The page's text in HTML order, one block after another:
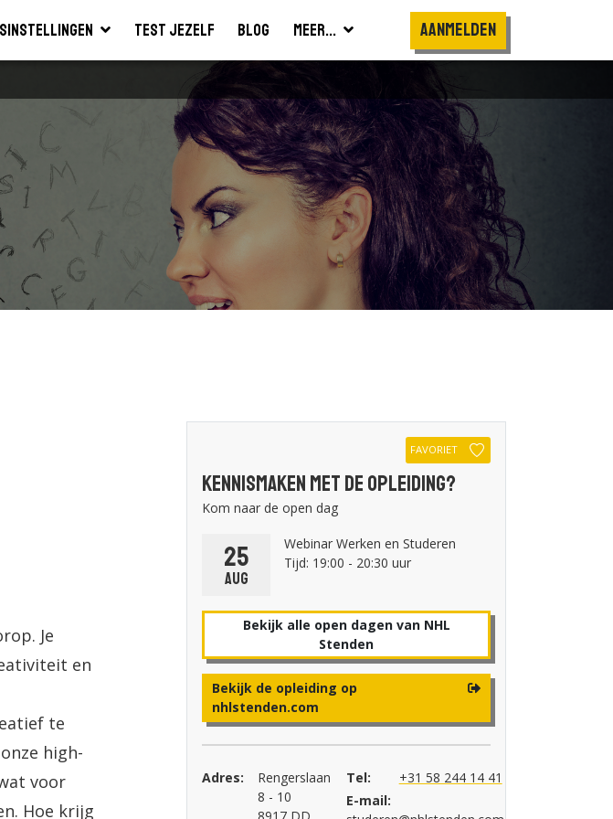
Test jezelf Blog Meer... Aanmelden
Je
en
te
high-
voor
Hoe krijg
FAVORIET
Kennismaken met de opleiding?
Kom naar de open dag
25
aug
Webinar Werken en Studeren
Tijd: 19:00 - 20:30 uur
Bekijk alle open dagen van NHL
Stenden
Bekijk de opleiding op
nhlstenden.com
Adres:
Rengerslaan
8 - 10
8917 DD
Tel:
+31 58 244 14 41
E-mail: